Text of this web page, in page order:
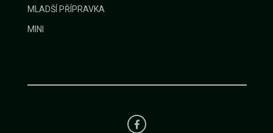
MLADŠÍ PŘÍPRAVKA
MINI